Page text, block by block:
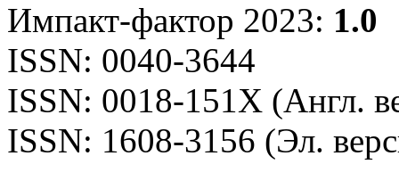
Импакт-фактор 2023: 1.0
ISSN: 0040-3644
ISSN: 0018-151X (Англ.
ISSN: 1608-3156 (Эл.